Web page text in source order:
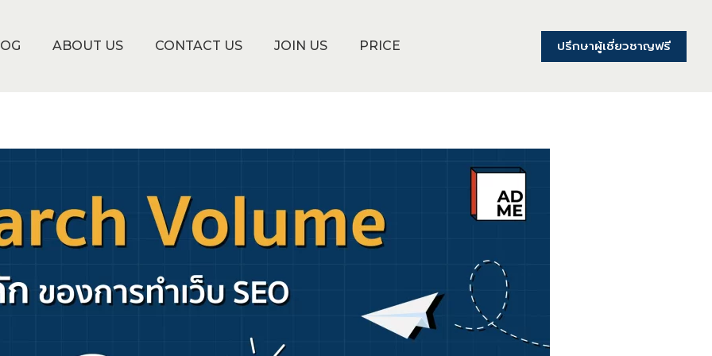
ABOUT US CONTACT US JOIN US PRICE ปรึกษาผู้เชี่ยวชาญฟรี